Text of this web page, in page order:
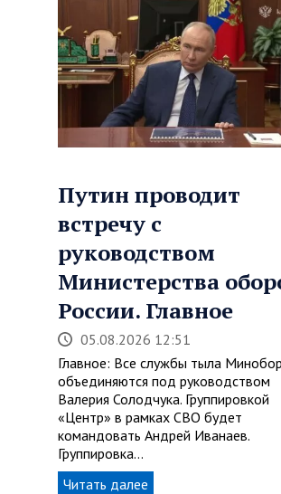
Путин проводит
встречу с
руководством
Министерства
России. Главное
05.08.2026 12:51
Главное: Все службы тыла
объединяются под руководством
Валерия Солодчука. Группировкой
«Центр» в рамках СВО будет
командовать Андрей Иванаев.
Группировка…
Читать далее